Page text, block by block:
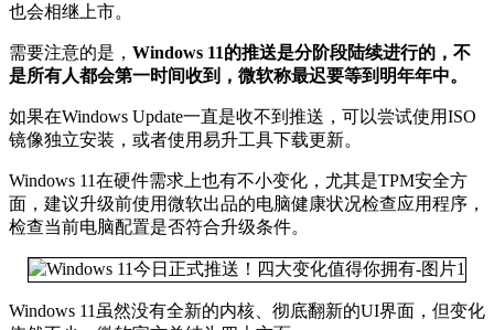
也会相继上市。
需要注意的是， Windows 11的推送是分阶段陆续进行的，不
是所有人都会第一时间收到，微软称最迟要等到明年年中。
如果在Windows Update一直是收不到推送，可以尝试使用ISO
镜像独立安装，或者使用易升工具下载更新。
Windows 11在硬件需求上也有不小变化，尤其是TPM安全方
面，建议升级前使用微软出品的电脑健康状况检查应用程序，
检查当前电脑配置是否符合升级条件。
Windows 11虽然没有全新的内核、彻底翻新的UI界面，但变化